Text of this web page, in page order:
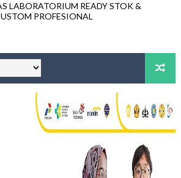
LABORATORIUM READY STOK &
PROFESIONAL